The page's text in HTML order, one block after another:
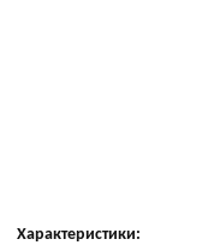
Характеристики: